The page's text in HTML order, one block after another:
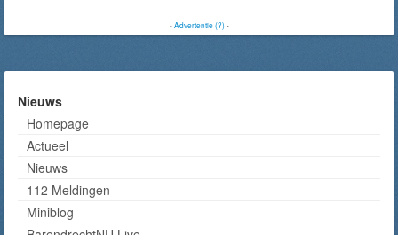
-Advertentie (?)-
Nieuws
Homepage
Actueel
Nieuws
112 Meldingen
Miniblog